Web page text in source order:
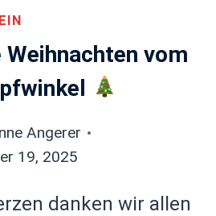
Weihnachten vom
Angerer
19, 2025
danken wir allen